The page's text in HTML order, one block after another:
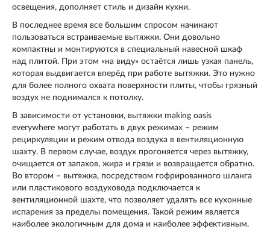
освещения, дополняет стиль и дизайн кухни.
В последнее время все большим спросом начинают
пользоваться встраиваемые вытяжки. Они довольно
компактны и монтируются в специальный навесной шкаф
над плитой. При этом «на виду» остаётся лишь узкая панель,
которая выдвигается вперёд при работе вытяжки. Это нужно
для более полного охвата поверхности плиты, чтобы грязный
воздух не поднимался к потолку.
В зависимости от установки, вытяжки making oasis
everywhere могут работать в двух режимах – режим
рециркуляции и режим отвода воздуха в вентиляционную
шахту. В первом случае, воздух прогоняется через вытяжку,
очищается от запахов, жира и грязи и возвращается обратно.
Во втором – вытяжка, посредством гофрированного шланга
или пластикового воздуховода подключается к
вентиляционной шахте, что позволяет удалять все кухонные
испарения за пределы помещения. Такой режим является
наиболее экологичным для дома и наиболее эффективным.